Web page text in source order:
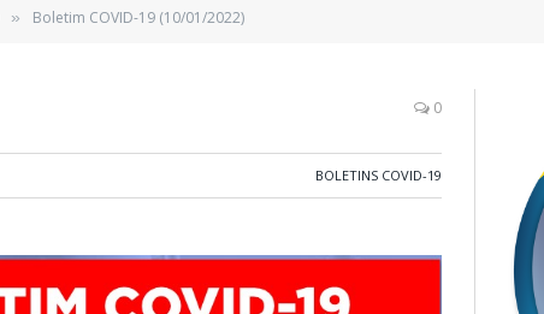
» Boletim COVID-19 (10/01/2022)
0
BOLETINS COVID-19